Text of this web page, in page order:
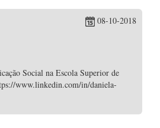
08-10-2018
Social na Escola Superior de
www.linkedin.com/in/daniela-